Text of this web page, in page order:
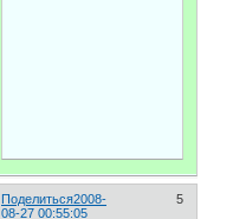
Поделиться 5
2008-
08-27 00:55:05